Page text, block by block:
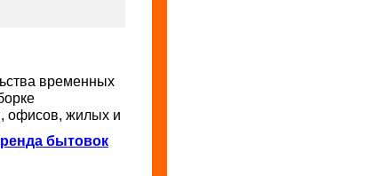
временных
офисов, жилых и
бытовок